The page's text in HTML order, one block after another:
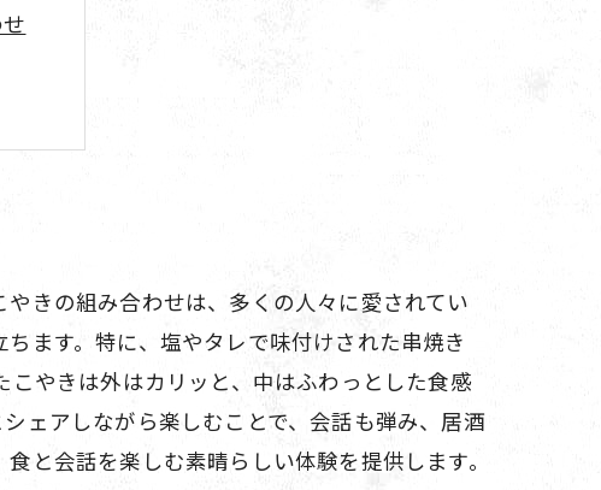
きの組み合わせは、多くの人々に愛されてい
ます。特に、塩やタレで味付けされた串焼き
やきは外はカリッと、中はふわっとした食感
ェアしながら楽しむことで、会話も弾み、居酒
と会話を楽しむ素晴らしい体験を提供します。